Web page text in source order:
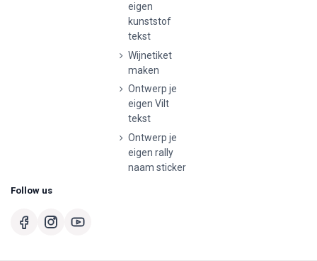
eigen
kunststof
tekst
Wijnetiket
maken
Ontwerp je
eigen Vilt
tekst
Ontwerp je
eigen rally
naam sticker
Follow us